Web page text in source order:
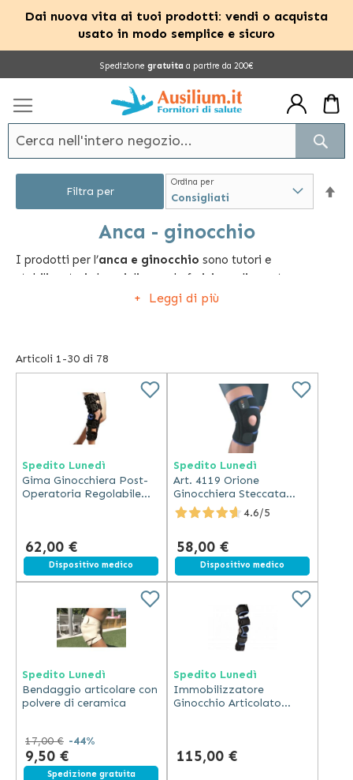
Dai nuova vita ai tuoi prodotti: vendi o acquista
usato in modo semplice e sicuro
Spedizione gratuita a partire da 200€
Anca - ginocchio
I prodotti per l’anca e ginocchio sono tutori e
stabilizzatori che migliorano la fruizione di questa
importante articolazione, rendendo il suo utilizzo e i suoi
Per poter migliorare la terapia e il trattamento nei
confronti di questa zona del corpo, all’interno del nostro
shop potrai trovare ginocchiere funzionali a più punti,
ginocchiere a stecche, ginocchiere con aste, ginocchiere
elastiche e, ancora, tutori di immobilizzazione per il
ginocchio a cinghie regolabili e numerosi altri ausili che
renderanno più sicuro ed efficace ogni tipo di movimento.
Leggi di più
Articoli 1-30 di 78
Ordina per
Spedito Lunedì
Gima Ginocchiera Post-
Operatoria Regolabile
62,00 €
Spedizione gratuita
Dispositivo medico
Spedito Lunedì
Art. 4119 Orione
Ginocchiera Steccata
Aperta con Foro Rotuleo
4.6/5
58,00 €
Spedizione gratuita
Dispositivo medico
Spedito Lunedì
Bendaggio articolare con
polvere di ceramica
17,00 € -44%
9,50 €
Spedizione gratuita
Spedito Lunedì
Immobilizzatore
Ginocchio Articolato
115,00 €
Filtra per